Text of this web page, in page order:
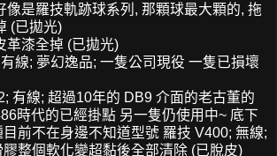
像是羅技軌跡球系列, 那顆球最大顆的, 拖
(已拋光)
革漆全掉 (已拋光)
線; 夢幻逸品; 一隻公司現役 一隻已損壞
有線; 超過10年的 DB9 介面的老古董的
時代的已經掛點 另一隻仍使用中~ 底下
前不在身邊不知道型號 羅技 V400; 無線;
整個軟化變超黏後全部清除 (已脫皮)